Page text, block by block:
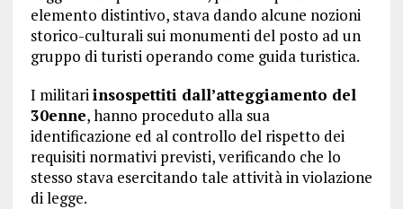
elemento distintivo, stava dando alcune nozioni
storico-culturali sui monumenti del posto ad un
gruppo di turisti operando come guida turistica.
I militariinsospettiti dall’atteggiamento del
30enne, hanno proceduto alla sua
identificazione ed al controllo del rispetto dei
requisiti normativi previsti, verificando che lo
stesso stava esercitando tale attività in violazione
di legge.